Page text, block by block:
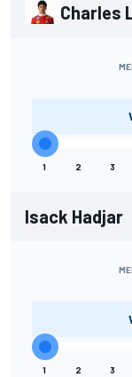
Charles
1 2 3
Isack Hadjar
1 2 3